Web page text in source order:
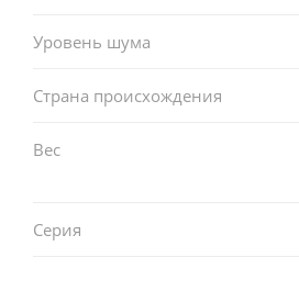
Уровень шума
Страна происхождения
Вес
Серия